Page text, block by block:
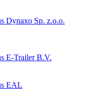
Dynaxo Sp. z.o.o.
E-Trailer B.V.
EAL